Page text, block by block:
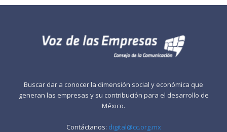
Buscar dar a conocer la dimensión social y económica que
generan las empresas y su contribución para el desarrollo de
México.
Contáctanos: digital@cc.org.mx